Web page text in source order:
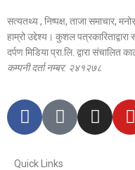
सत्यतथ्य , निष्पक्ष, ताजा समाचार,
हाम्रो उद्देश्य। कुशल
दर्पण मिडिया प्रा.लि. द्वारा संचालित
कम्पनी दर्ता नम्बर: २४१२७८
Quick Links